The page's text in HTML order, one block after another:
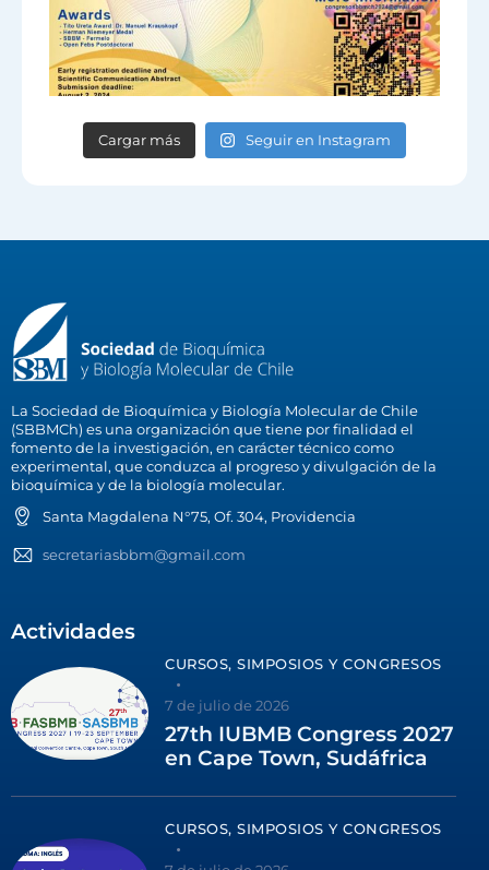
Cargar más Seguir en Instagram
La Sociedad de Bioquímica y Biología Molecular de Chile
(SBBMCh) es una organización que tiene por finalidad el
fomento de la investigación, en carácter técnico como
experimental, que conduzca al progreso y divulgación de la
bioquímica y de la biología molecular.
Santa Magdalena N°75, Of. 304, Providencia
secretariasbbm@gmail.com
Actividades
CURSOS, SIMPOSIOS Y CONGRESOS
7 de julio de 2026
27th IUBMB Congress 2027
en Cape Town, Sudáfrica
CURSOS, SIMPOSIOS Y CONGRESOS